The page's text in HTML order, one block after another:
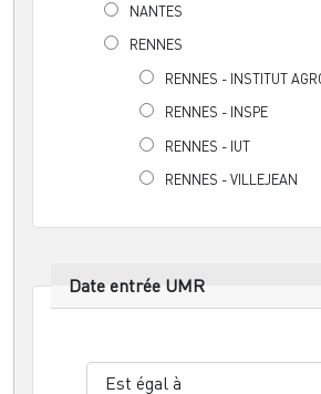
NANTES
RENNES
RENNES - INSTITUT
RENNES - INSPE
RENNES - IUT
RENNES - VILLEJEAN
Date entrée UMR
OPÉRATEUR